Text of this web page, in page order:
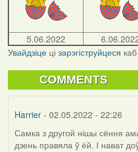
5.06.2022
Увайдзіцеці зарэгіструйцеся
COMMENTS
Harrier- 02.05.2022 - 22:26
Самка з другой нішы сёння
дзень правяла ў ёй. І нават